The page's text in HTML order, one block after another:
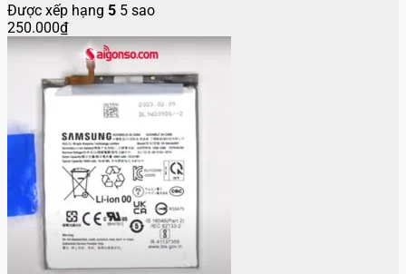
Được xếp hạng 5 5 sao
250.000₫